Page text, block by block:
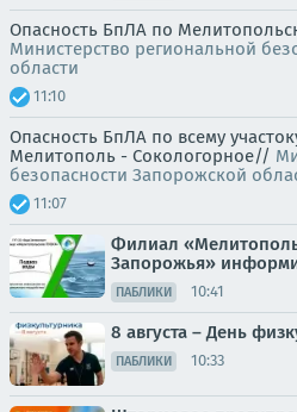
Опасность БпЛА по
Министерство региональной
области
11:10
Опасность БпЛА по всему
Мелитополь - Сокологорное//
безопасности Запорожской
11:07
Филиал
Запорожья»
ПАБЛИКИ 10:41
8 августа – День
ПАБЛИКИ 10:33